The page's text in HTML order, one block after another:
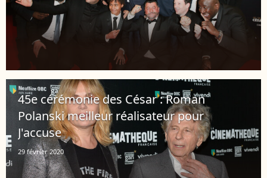
45e cérémonie des César : Roman
Polanski meilleur réalisateur pour
J'accuse
29 février 2020